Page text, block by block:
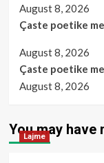
August 8, 2026
Çaste poetike
August 8, 2026
Çaste poetike
August 8, 2026
You may have
Lajme